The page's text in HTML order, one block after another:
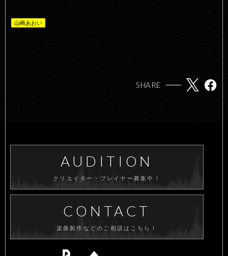
山崎あおい
SHARE
AUDITION
クリエイター・プレイヤー募集中！
CONTACT
楽曲製作などのご相談はこちら！